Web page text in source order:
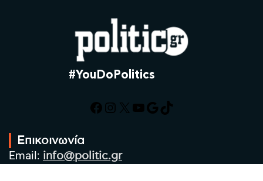
#YouDoPolitics
Facebook
Instagram
X YouTube
Google
TikTok
Επικοινωνία
Email: info@politic.gr